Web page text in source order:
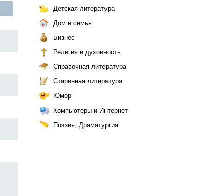
Детская литература
Дом и семья
Бизнес
Религия и духовность
Справочная литература
Старинная литература
Юмор
Компьютеры и Интернет
Поэзия, Драматургия